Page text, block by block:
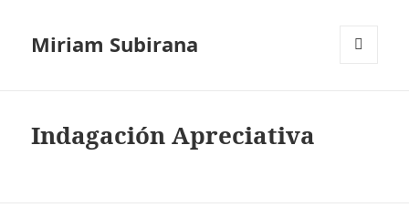
Miriam Subirana
Indagación Apreciativa